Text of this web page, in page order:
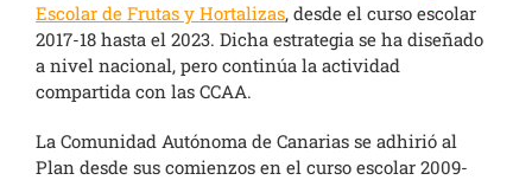
Escolar de Frutas y Hortalizas, desde el curso escolar
2017-18 hasta el 2023. Dicha estrategia se ha diseñado
a nivel nacional, pero continúa la actividad
compartida con las CCAA.
La Comunidad Autónoma de Canarias se adhirió al
Plan desde sus comienzos en el curso escolar 2009-